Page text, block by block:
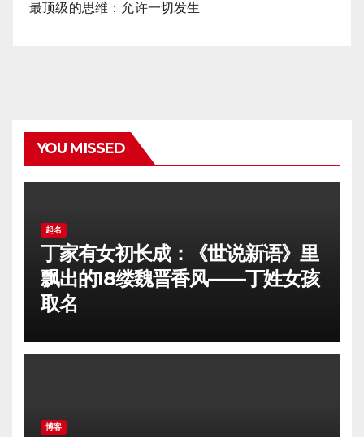
最顶级的思维：允许一切发生
YOU MISSED
起名
丁家有女初长成：《世说新语》里
飘出的18缕魏晋香风——丁姓女孩
取名
博客